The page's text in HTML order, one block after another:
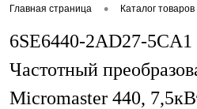
Главная страница • Каталог товаров
6SE6440-2AD27-5CA1
Частотный
Micromaster 440,